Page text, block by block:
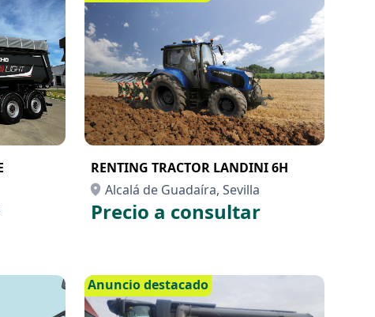
RENTING TRACTOR LANDINI 6H
Alcalá de Guadaíra, Sevilla
Precio a consultar
Anuncio destacado